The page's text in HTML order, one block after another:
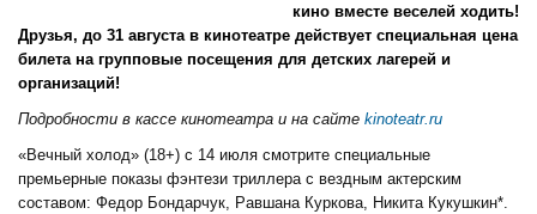
кино вместе веселей ходить!
Друзья, до 31 августа в кинотеатре действует специальная цена
билета на групповые посещения для детских лагерей и
организаций!
Подробности в касcе кинотеатра и на сайте kinoteatr.ru
«Вечный холод» (18+) c 14 июля смотрите специальные
премьерные показы фэнтези триллера с вездным актерским
составом: Федор Бондарчук, Равшана Куркова, Никита Кукушкин*.